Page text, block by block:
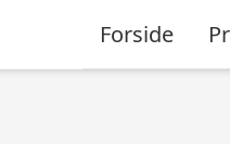
Forside